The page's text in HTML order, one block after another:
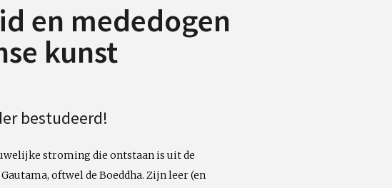
en mededogen
kunst
bestudeerd!
stroming die ontstaan is uit de
oftwel de Boeddha. Zijn leer (en